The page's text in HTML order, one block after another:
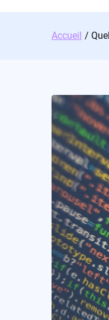
Accueil